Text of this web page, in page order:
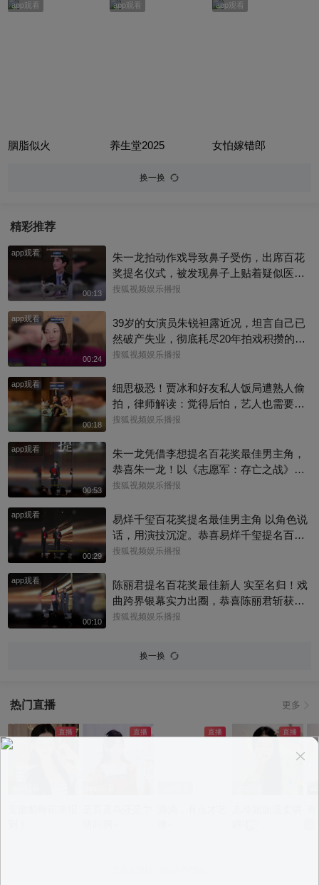
app观看
胭脂似火
app观看
养生堂2025
app观看
女怕嫁错郎
换一换
精彩推荐
app观看
00:13
朱一龙拍动作戏导致鼻子受伤，出席百花
奖提名仪式，被发现鼻子上贴着疑似医用
胶带，对此，朱一龙影迷会公开与工作室
状况良好。希望龙哥早日恢复，片场多多
注意安全啊~
搜狐视频娱乐播报
app观看
00:24
39岁的女演员朱锐袒露近况，坦言自己已
然破产失业，彻底耗尽20年拍戏积攒的全
部积蓄，日常生计只能依靠年迈母亲接
母亲索要2000元生活费度日。
搜狐视频娱乐播报
app观看
00:18
细思极恐！贾冰和好友私人饭局遭熟人偷
拍，律师解读：觉得后怕，艺人也需要私
人空间
搜狐视频娱乐播报
app观看
00:53
朱一龙凭借李想提名百花奖最佳男主角，
恭喜朱一龙！以《志愿军：存亡之战》李
想一角入围百花奖最佳男主，把志愿军战
致，实力收获认可#百花奖 #朱一龙
搜狐视频娱乐播报
app观看
00:29
易烊千玺百花奖提名最佳男主角 以角色说
话，用演技沉淀。恭喜易烊千玺提名百花
奖最佳男主角，每一次荧幕演绎都看得见
搜狐视频娱乐播报
app观看
00:10
陈丽君提名百花奖最佳新人 实至名归！戏
曲跨界银幕实力出圈，恭喜陈丽君斩获百
花奖最佳新人提名～#陈丽君 #百花奖
搜狐视频娱乐播报
换一换
热门直播 更多